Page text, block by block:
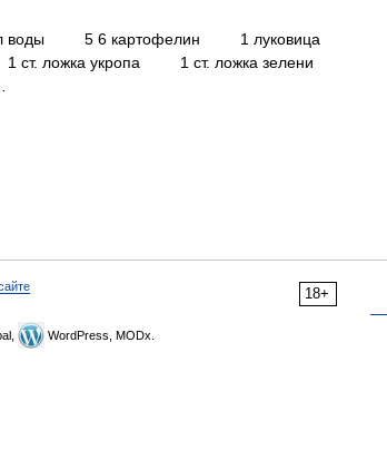
5 6 картофелин 1 луковица
ложка укропа 1 ст. ложка зелени
18+
WordPress, MODx.